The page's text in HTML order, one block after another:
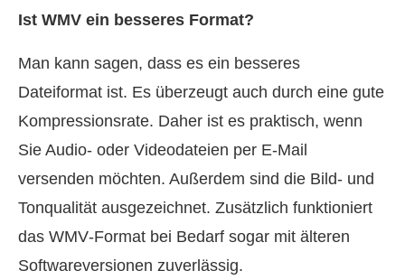
Ist WMV ein besseres Format?
Man kann sagen, dass es ein besseres
Dateiformat ist. Es überzeugt auch durch eine gute
Kompressionsrate. Daher ist es praktisch, wenn
Sie Audio‑ oder Videodateien per E‑Mail
versenden möchten. Außerdem sind die Bild‑ und
Tonqualität ausgezeichnet. Zusätzlich funktioniert
das WMV‑Format bei Bedarf sogar mit älteren
Softwareversionen zuverlässig.